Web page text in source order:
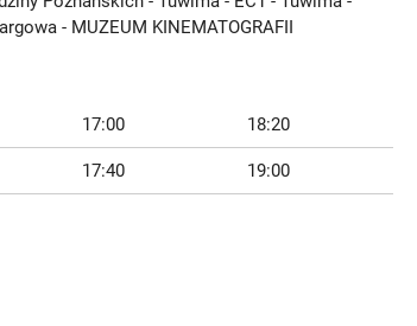
- MUZEUM KINEMATOGRAFII
17:00 18:20
17:40 19:00